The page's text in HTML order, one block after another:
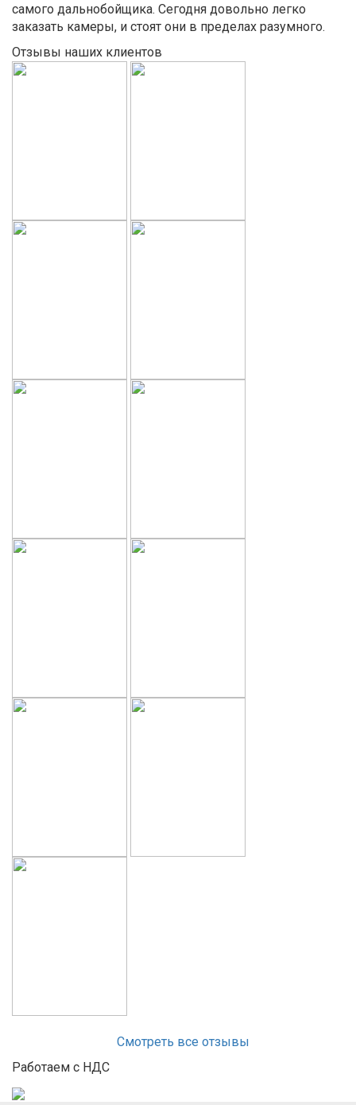
самого дальнобойщика. Сегодня довольно легко
заказать камеры, и стоят они в пределах разумного.
Отзывы наших клиентов
Смотреть все отзывы
Работаем с НДС